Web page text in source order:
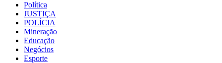
Política
JUSTIÇA
POLÍCIA
Mineração
Educação
Negócios
Esporte